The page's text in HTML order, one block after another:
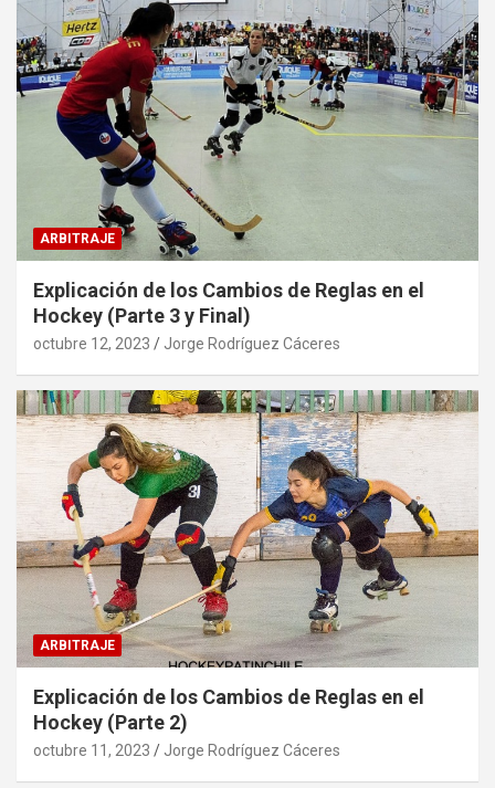
ARBITRAJE
Explicación de los Cambios de Reglas en el
Hockey (Parte 3 y Final)
octubre 12, 2023 Jorge Rodríguez Cáceres
ARBITRAJE
Explicación de los Cambios de Reglas en el
Hockey (Parte 2)
octubre 11, 2023 Jorge Rodríguez Cáceres